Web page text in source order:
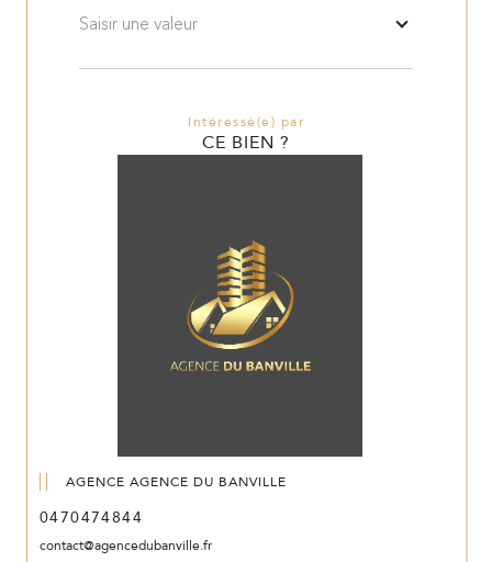
Saisir une valeur
Intéressé(e) par
CE BIEN ?
AGENCE AGENCE DU BANVILLE
0470474844
contact@agencedubanville.fr